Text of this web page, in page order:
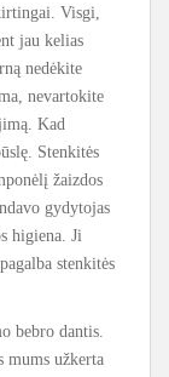
Visgi,
jau kelias
nedėkite
nevartokite
Kad
Stenkitės
žaizdos
gydytojas
higiena. Ji
stenkitės
bebro dantis.
mums užkerta